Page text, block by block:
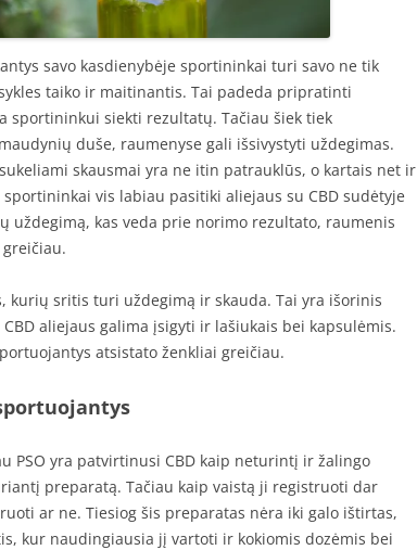
savo kasdienybėje sportininkai turi savo ne tik
taiko ir maitinantis. Tai padeda pripratinti
sportininkui siekti rezultatų. Tačiau šiek tiek
duše, raumenyse gali išsivystyti uždegimas.
skausmai yra ne itin patrauklūs, o kartais net ir
vis labiau pasitiki aliejaus su CBD sudėtyje
uždegimą, kas veda prie norimo rezultato, raumenis
kurių sritis turi uždegimą ir skauda. Tai yra išorinis
aliejaus galima įsigyti ir lašiukais bei kapsulėmis.
atsistato ženkliai greičiau.
PSO yra patvirtinusi CBD kaip neturintį ir žalingo
preparatą. Tačiau kaip vaistą ji registruoti dar
ar ne. Tiesiog šis preparatas nėra iki galo ištirtas,
kur naudingiausia jį vartoti ir kokiomis dozėmis bei